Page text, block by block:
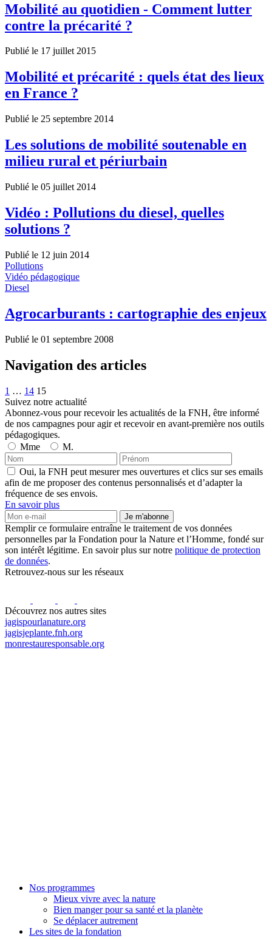
Mobilité au quotidien - Comment lutter
contre la précarité ?
Publié le 17 juillet 2015
Mobilité et précarité : quels état des lieux
en France ?
Publié le 25 septembre 2014
Les solutions de mobilité soutenable en
milieu rural et périurbain
Publié le 05 juillet 2014
Vidéo : Pollutions du diesel, quelles
solutions ?
Publié le 12 juin 2014
Pollutions
Vidéo pédagogique
Diesel
Agrocarburants : cartographie des enjeux
Publié le 01 septembre 2008
Navigation des articles
1 … 14 15
Suivez notre actualité
Abonnez-vous pour recevoir les actualités de la FNH, être informé
de nos campagnes pour agir et recevoir en avant-première nos outils
pédagogiques.
Mme
M.
Oui, la FNH peut mesurer mes ouvertures et clics sur ses emails
afin de me proposer des contenus personnalisés et d’adapter la
fréquence de ses envois.
En savoir plus
Je m'abonne
Remplir ce formulaire entraîne le traitement de vos données
personnelles par la Fondation pour la Nature et l’Homme, fondé sur
son intérêt légitime. En savoir plus sur notre politique de protection
de données.
Retrouvez-nous sur les réseaux
Découvrez nos autres sites
jagispourlanature.org
jagisjeplante.fnh.org
monrestauresponsable.org
Nos programmes
Mieux vivre avec la nature
Bien manger pour sa santé et la planète
Se déplacer autrement
Les sites de la fondation